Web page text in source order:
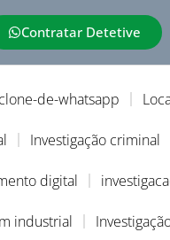
Contratar Detetive
clone-de-whatsapp
Investigação criminal
digital
industrial